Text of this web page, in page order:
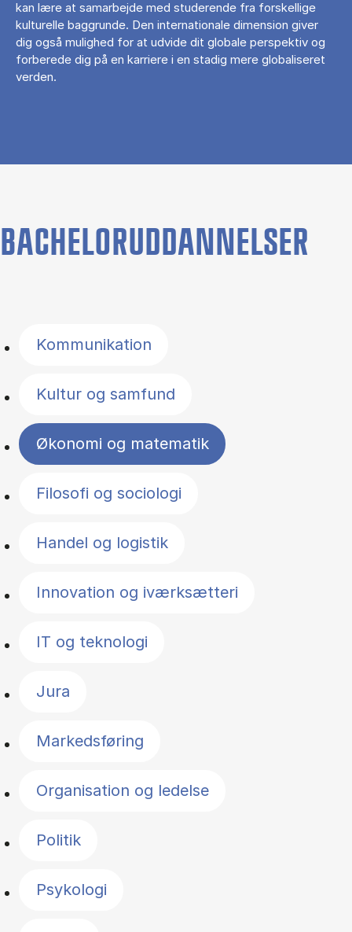
kan lære at samarbejde med studerende fra forskellige
kulturelle baggrunde. Den internationale dimension giver
dig også mulighed for at udvide dit globale perspektiv og
forberede dig på en karriere i en stadig mere globaliseret
verden.
BACHELORUDDANNELSER
Kommunikation
Kultur og samfund
Økonomi og matematik
Filosofi og sociologi
Handel og logistik
Innovation og iværksætteri
IT og teknologi
Jura
Markedsføring
Organisation og ledelse
Politik
Psykologi